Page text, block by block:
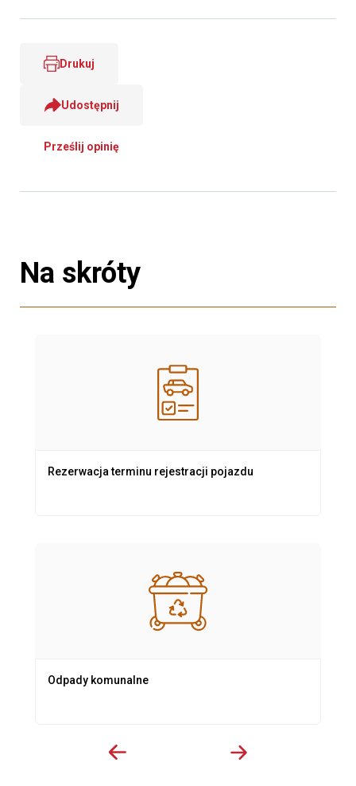
Drukuj
Udostępnij
Prześlij opinię
Na skróty
Rezerwacja terminu rejestracji pojazdu
Odpady komunalne